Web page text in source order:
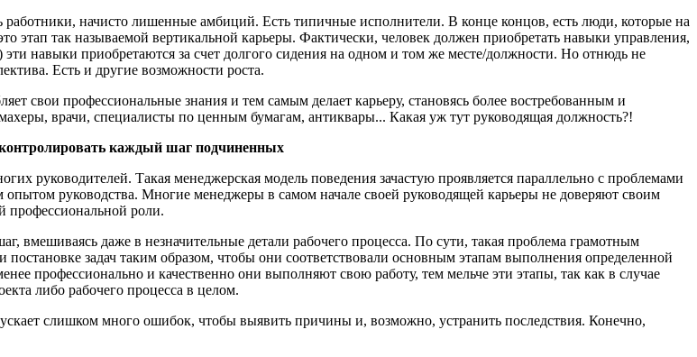
начисто лишенные амбиций. Есть типичные исполнители. В конце концов, есть люди, которые на
этап так называемой вертикальной карьеры. Фактически, человек должен приобретать навыки управления,
навыки приобретаются за счет долгого сидения на одном и том же месте/должности. Но отнюдь не
Есть и другие возможности роста.
свои профессиональные знания и тем самым делает карьеру, становясь более востребованным и
врачи, специалисты по ценным бумагам, антиквары... Какая уж тут руководящая должность?!
каждый шаг подчиненных
руководителей. Такая менеджерская модель поведения зачастую проявляется параллельно с проблемами
руководства. Многие менеджеры в самом начале своей руководящей карьеры не доверяют своим
профессиональной роли.
вмешиваясь даже в незначительные детали рабочего процесса. По сути, такая проблема грамотным
задач таким образом, чтобы они соответствовали основным этапам выполнения определенной
профессионально и качественно они выполняют свою работу, тем мельче эти этапы, так как в случае
либо рабочего процесса в целом.
слишком много ошибок, чтобы выявить причины и, возможно, устранить последствия. Конечно,